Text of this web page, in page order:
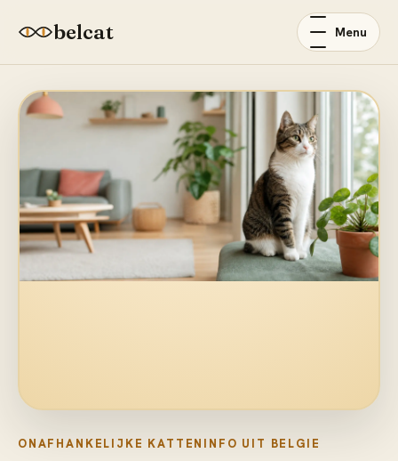
belcat Menu
ONAFHANKELIJKE KATTENINFO UIT BELGIE